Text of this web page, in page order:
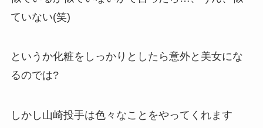
ていない(笑)
というか化粧をしっかりとしたら意外と美女にな
るのでは?
しかし山崎投手は色々なことをやってくれます